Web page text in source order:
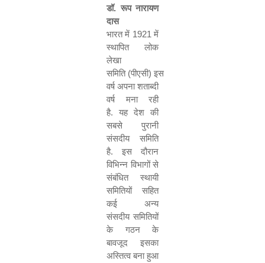
डॉ. रूप नारायण
दास
भारत में 1921 में
स्थापित लोक
लेखा
समिति (पीएसी) इस
वर्ष अपना शताब्दी
वर्ष मना रही
है. यह देश की
सबसे पुरानी
संसदीय समिति
है. इस दौरान
विभिन्न विभागों से
संबंधित स्थायी
समितियों सहित
कई अन्य
संसदीय समितियों
के गठन के
बावजूद इसका
अस्तित्व बना हुआ